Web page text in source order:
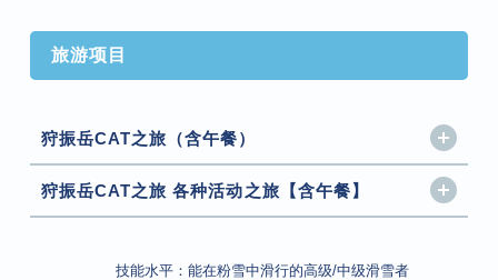
旅游项目
狩振岳CAT之旅（含午餐）
狩振岳CAT之旅 各种活动之旅【含午餐】
技能水平：能在粉雪中滑行的高级/中级滑雪者